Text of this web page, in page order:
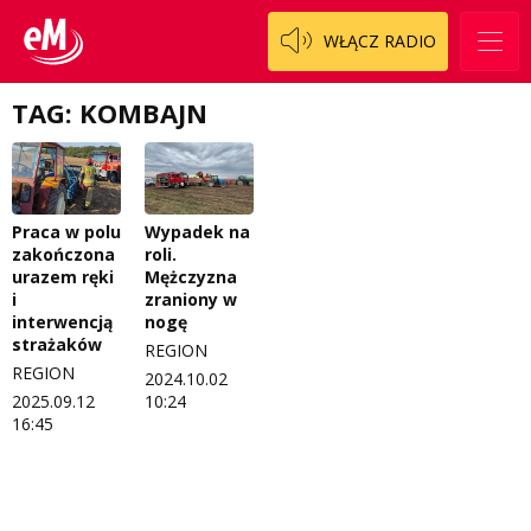
WŁĄCZ RADIO
Staszowski
Włoszczowski
Cały ten sport
Dzieciaki Cudaki
Fascynująca nauka
Historia na fali
Modna kultura
OdNowa
Pacjent, którego nie zapomnę
Pasjonaci
Piąta strona świata
Koncert życzeń
Kontakt
O nas
Regulamin programu Patron
Zespół
Logo do pobrania
Regulamin konkursów
Regulamin przesyłania materiałów
TAG: KOMBAJN
Praca w polu
zakończona
urazem ręki
i
interwencją
strażaków
REGION
2025.09.12
16:45
Wypadek na
roli.
Mężczyzna
zraniony w
nogę
REGION
2024.10.02
10:24